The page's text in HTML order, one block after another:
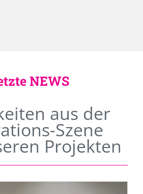
NEWS
aus der
Szene
Projekten